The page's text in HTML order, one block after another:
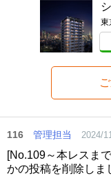
東
116 管理担当 2024/
[No.109～本レスま
かの投稿を削除しま